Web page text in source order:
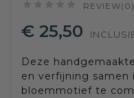
REVIEW(0)
€ 25,50
Deze
en verfijning samen
bloemmotief te